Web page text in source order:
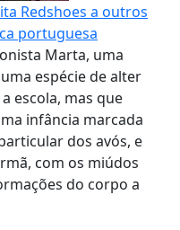
Redshoes a outros
portuguesa
Marta, uma
espécie de alter
escola, mas que
infância marcada
dos avós, e
com os miúdos
do corpo a